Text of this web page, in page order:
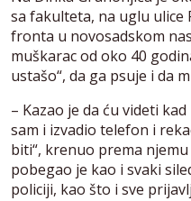
sa fakulteta, na uglu
fronta u novosadskom
muškarac od oko 40
ustašo“, da ga psuje i da
– Kazao je da ću videti
sam i izvadio telefon i
biti“, krenuo prema
pobegao je kao i svaki
policiji, kao što i sve